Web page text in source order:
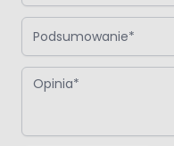
Podsumowanie
Opinia